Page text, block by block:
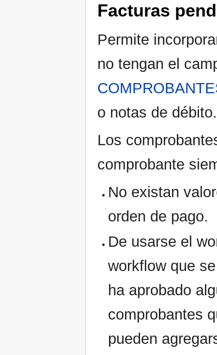
Facturas
Permite
no tengan el
o notas de
Los
comprobante
No existan
orden de pago.
De usarse el
workflow que
ha aprobado
comprobantes
pueden